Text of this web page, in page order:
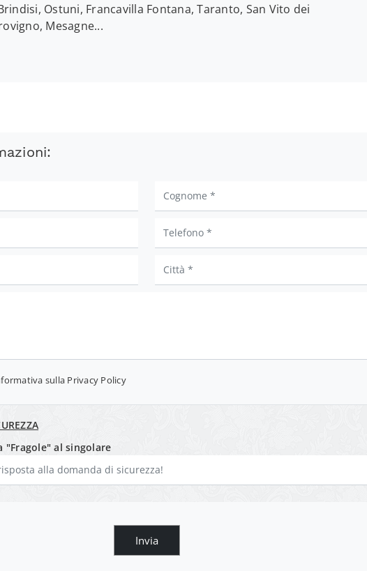
Ostuni, Francavilla Fontana, Taranto, San Vito dei
Mesagne...
sulla Privacy Policy
"Fragole" al singolare
Invia